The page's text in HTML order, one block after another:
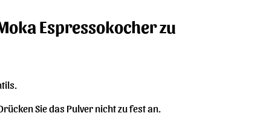
Espressokocher zu
Sie das Pulver nicht zu fest an.